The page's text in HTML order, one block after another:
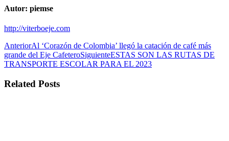
Autor: piemse
http://viterboeje.com
Navegación
entre
AnteriorPublicación
anterior:
Al ‘Corazón de Colombia’ llegó la catación de café más
grande del Eje CafeteroSiguientePublicación
siguiente:
ESTAS SON LAS RUTAS DE
TRANSPORTE ESCOLAR PARA EL 2023
Related Posts